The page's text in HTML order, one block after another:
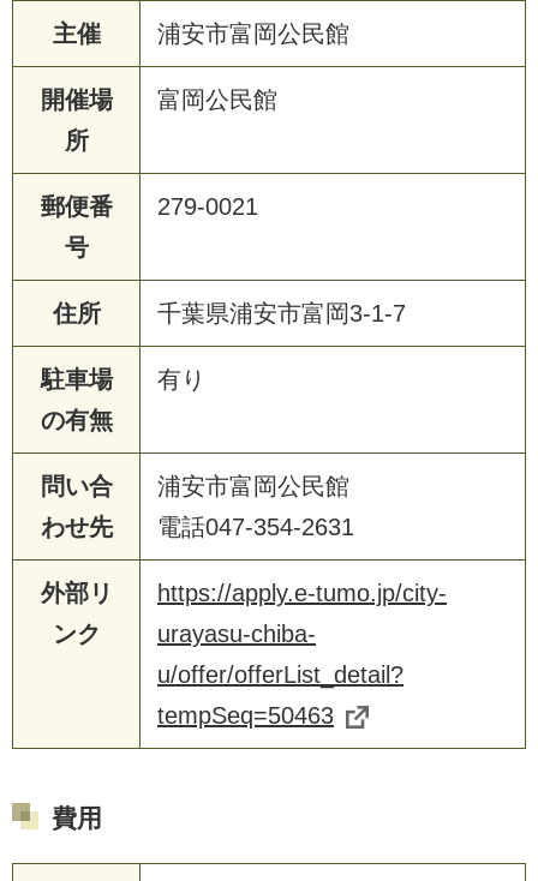
主催 浦安市富岡公民館
開催場
所
富岡公民館
郵便番
号
279-0021
住所 千葉県浦安市富岡3-1-7
駐車場
の有無
有り
問い合
わせ先
浦安市富岡公民館
電話047-354-2631
外部リ
ンク
https://apply.e-tumo.jp/city-
urayasu-chiba-
u/offer/offerList_detail?
tempSeq=50463
費用